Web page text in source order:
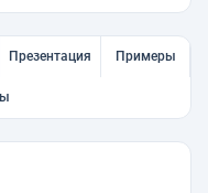
Презентация Примеры